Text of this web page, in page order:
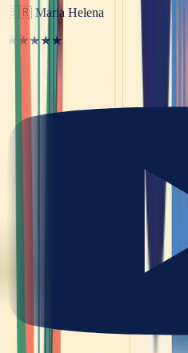
🇧🇷 Maria Helena
★★★★★